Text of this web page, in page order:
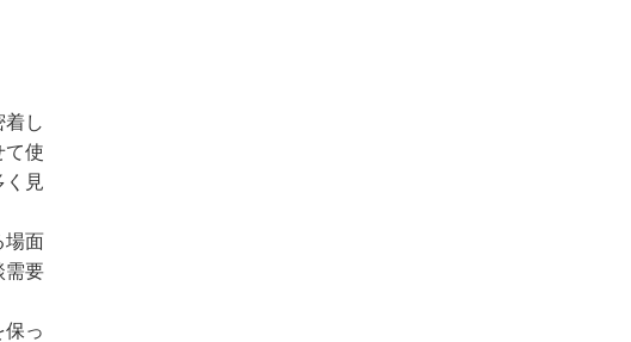
し
て使
く見
場面
需要
っ